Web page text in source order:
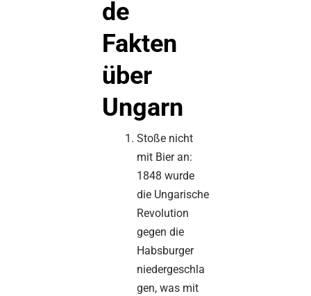
de
Fakten
über
Ungarn
Stoße nicht
mit Bier an:
1848 wurde
die Ungarische
Revolution
gegen die
Habsburger
niedergeschla
gen, was mit